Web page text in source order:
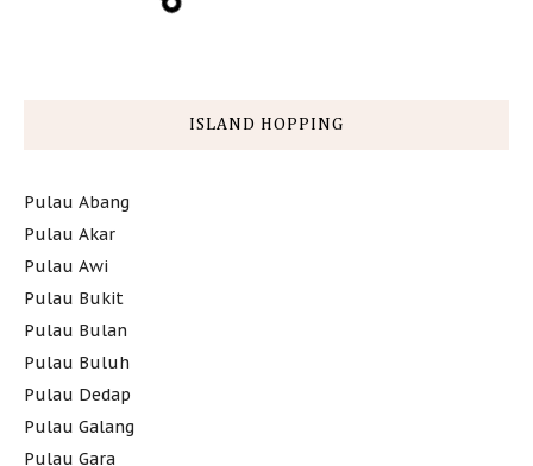
ISLAND HOPPING
Pulau Abang
Pulau Akar
Pulau Awi
Pulau Bukit
Pulau Bulan
Pulau Buluh
Pulau Dedap
Pulau Galang
Pulau Gara